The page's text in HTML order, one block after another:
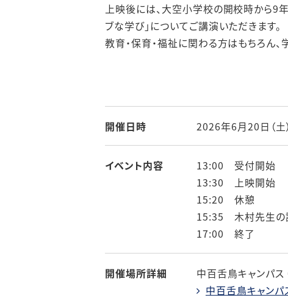
上映後には、大空小学校の開校時から9
ブな学び」についてご講演いただきます。
教育・保育・福祉に関わる方はもちろん、
開催日時 2026年6月20日（土
イベント内容
13:00 受付開始
13:30 上映開始
15:20 休憩
15:35 木村先生の
17:00 終了
開催場所詳細
中百舌鳥キャンパ
中百舌鳥キャンパ